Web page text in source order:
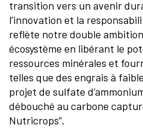
transition vers un avenir
l’innovation et la
reflète notre double
écosystème en libérant le
ressources minérales et
telles que des engrais à
projet de sulfate
débouché au carbone
Nutricrops”.